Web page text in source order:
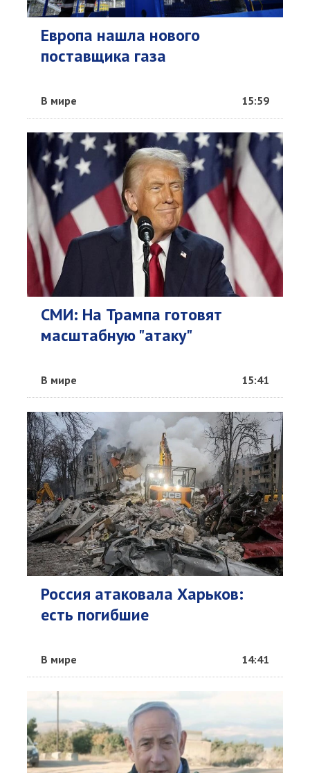
Европа нашла нового
поставщика газа
В мире 15:59
СМИ: На Трампа готовят
масштабную "атаку"
В мире 15:41
Россия атаковала Харьков:
есть погибшие
В мире 14:41